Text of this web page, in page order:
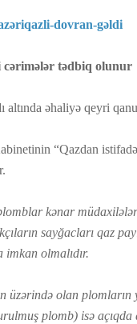
dovran-gəldi
cərimələr tədbiq olunur
altında əhaliyə qeyri
“Qazdan
kənar
sayğacları qaz
imkan olmalıdır.
üzərində olan
plomb) isə açıqda